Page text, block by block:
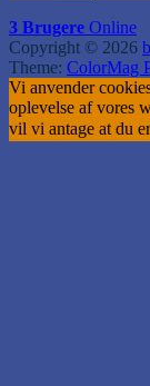
3 Brugere Online
Copyright © 2026
Theme: ColorMag
Vi anvender
oplevelse af vores
vil vi antage at du